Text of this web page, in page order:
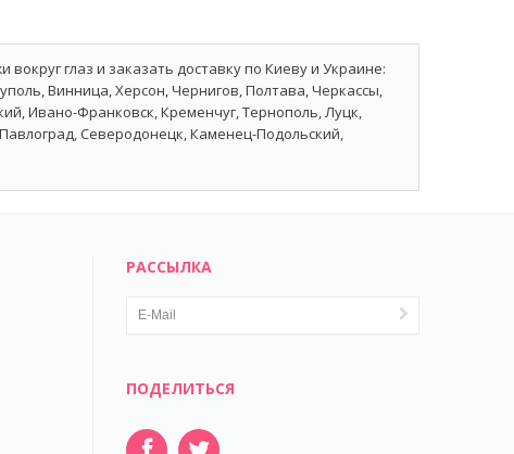
глаз и заказать доставку по Киеву и Украине:
Винница, Херсон, Чернигов, Полтава, Черкассы,
Ивано-Франковск, Кременчуг, Тернополь, Луцк,
Северодонецк, Каменец-Подольский,
РАССЫЛКА
ПОДЕЛИТЬСЯ